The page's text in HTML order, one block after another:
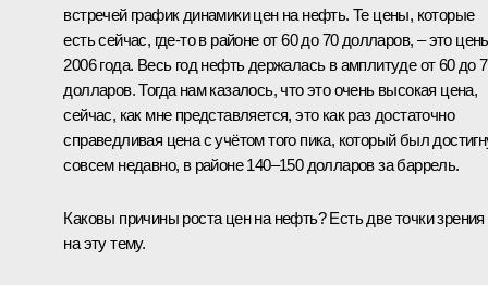
встречей график динамики цен на нефть. Те цены, которые
есть сейчас, где‑то в районе от 60 до 70 долларов, – это
2006 года. Весь год нефть держалась в амплитуде от 60 до
долларов. Тогда нам казалось, что это очень высокая цена,
сейчас, как мне представляется, это как раз достаточно
справедливая цена с учётом того пика, который был
совсем недавно, в районе 140–150 долларов за баррель.
Каковы причины роста цен на нефть? Есть две точки зрения
на эту тему.